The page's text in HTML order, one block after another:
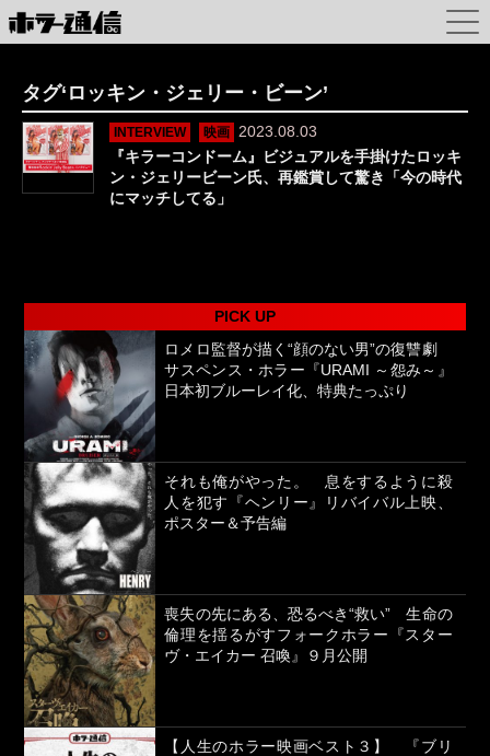
タグ‘ロッキン・ジェリー・ビーン’
INTERVIEW 映画
2023.08.03
『キラーコンドーム』ビジュアルを手掛けたロッキ
ン・ジェリービーン氏、再鑑賞して驚き「今の時代
にマッチしてる」
PICK UP
ロメロ監督が描く“顔のない男”の復讐劇
サスペンス・ホラー『URAMI ～怨み～』
日本初ブルーレイ化、特典たっぷり
それも俺がやった。 息をするように殺
人を犯す『ヘンリー』リバイバル上映、
ポスター＆予告編
喪失の先にある、恐るべき“救い” 生命の
倫理を揺るがすフォークホラー『スター
ヴ・エイカー 召喚』９月公開
【人生のホラー映画ベスト３】 『ブリ